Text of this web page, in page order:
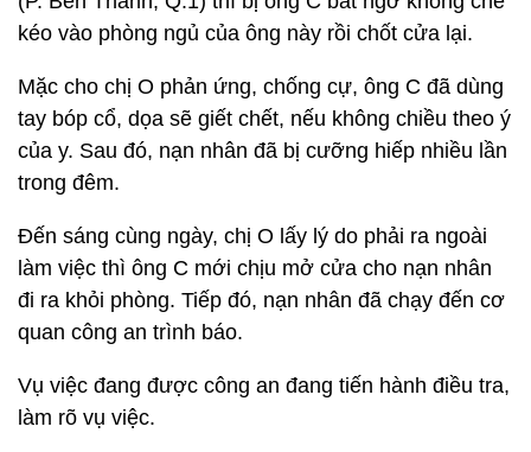
kéo vào phòng ngủ của ông này rồi chốt cửa lại.
Mặc cho chị O phản ứng, chống cự, ông C đã dùng
tay bóp cổ, dọa sẽ giết chết, nếu không chiều theo ý
của y. Sau đó, nạn nhân đã bị cưỡng hiếp nhiều lần
trong đêm.
Đến sáng cùng ngày, chị O lấy lý do phải ra ngoài
làm việc thì ông C mới chịu mở cửa cho nạn nhân
đi ra khỏi phòng. Tiếp đó, nạn nhân đã chạy đến cơ
quan công an trình báo.
Vụ việc đang được công an đang tiến hành điều tra,
làm rõ vụ việc.